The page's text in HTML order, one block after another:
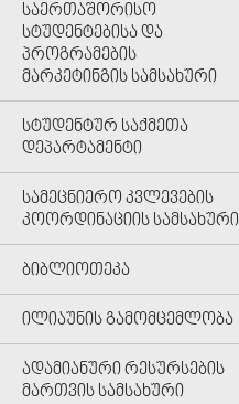
ᲡᲐᲔᲠᲗᲐᲨᲝᲠᲘᲡᲝ
ᲡᲢᲣᲓᲔᲜᲢᲔᲑᲘᲡᲐ ᲓᲐ
ᲞᲠᲝᲒᲠᲐᲛᲔᲑᲘᲡ
ᲛᲐᲠᲙᲔᲢᲘᲜᲒᲘᲡ ᲡᲐᲛᲡᲐᲮᲣᲠᲘ
ᲡᲢᲣᲓᲔᲜᲢᲣᲠ ᲡᲐᲥᲛᲔᲗᲐ
ᲓᲔᲞᲐᲠᲢᲐᲛᲔᲜᲢᲘ
ᲡᲐᲛᲔᲪᲜᲘᲔᲠᲝ ᲙᲕᲚᲔᲕᲔᲑᲘᲡ
ᲙᲝᲝᲠᲓᲘᲜᲐᲪᲘᲘᲡ ᲡᲐᲛᲡᲐᲮᲣᲠᲘ
ᲑᲘᲑᲚᲘᲝᲗᲔᲙᲐ
ᲘᲚᲘᲐᲣᲜᲘᲡ ᲒᲐᲛᲝᲛᲪᲔᲛᲚᲝᲑᲐ
ᲐᲓᲐᲛᲘᲐᲜᲣᲠᲘ ᲠᲔᲡᲣᲠᲡᲔᲑᲘᲡ
ᲛᲐᲠᲗᲕᲘᲡ ᲡᲐᲛᲡᲐᲮᲣᲠᲘ